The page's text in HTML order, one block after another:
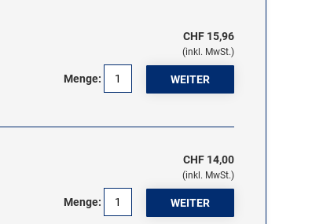
CHF 15,96
(inkl. MwSt.)
Menge:
CHF 14,00
(inkl. MwSt.)
Menge: